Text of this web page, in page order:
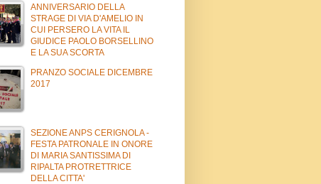
ANNIVERSARIO DELLA
STRAGE DI VIA D'AMELIO IN
CUI PERSERO LA VITA IL
GIUDICE PAOLO BORSELLINO
E LA SUA SCORTA
PRANZO SOCIALE DICEMBRE
2017
SEZIONE ANPS CERIGNOLA -
FESTA PATRONALE IN ONORE
DI MARIA SANTISSIMA DI
RIPALTA PROTRETTRICE
DELLA CITTA'